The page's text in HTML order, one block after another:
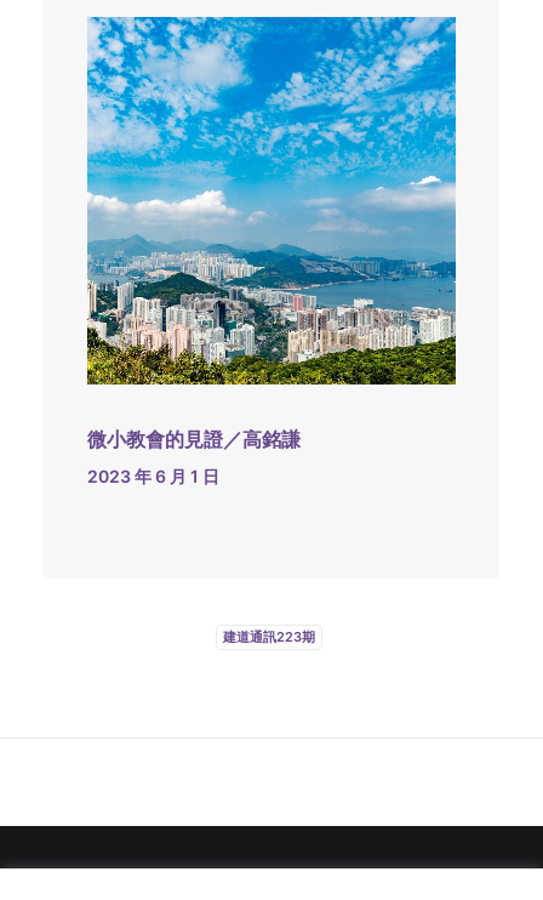
微小教會的見證／高銘謙
2023 年 6 月 1 日
建道通訊223期